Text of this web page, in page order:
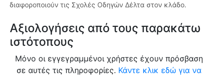
διαφοροποιούν τις Σχολές Οδηγών Δέλτα στον κλάδο.
Αξιολογήσεις από τους παρακάτω
ιστότοπους
Μόνο οι εγγεγραμμένοι χρήστες έχουν πρόσβαση
σε αυτές τις πληροφορίες. Κάντε κλικ εδώ για να